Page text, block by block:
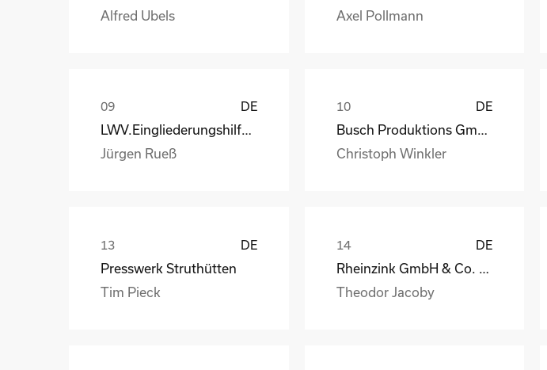
Alfred Ubels
Axel Pollmann
DE
LWV.Eingliederungshilfe.GmbH
Jürgen Rueß
DE
Busch Produktions GmbH Vakuumpumpen und Systeme
Christoph Winkler
DE
Presswerk Struthütten
Tim Pieck
DE
Theodor Jacoby